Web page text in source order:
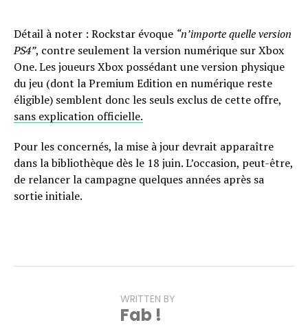
Détail à noter : Rockstar évoque “n’importe quelle version
PS4”, contre seulement la version numérique sur Xbox
One. Les joueurs Xbox possédant une version physique
du jeu (dont la Premium Edition en numérique reste
éligible) semblent donc les seuls exclus de cette offre,
sans explication officielle.
Pour les concernés, la mise à jour devrait apparaître
dans la bibliothèque dès le 18 juin. L’occasion, peut-être,
de relancer la campagne quelques années après sa
sortie initiale.
WRITTEN BY
Fab !